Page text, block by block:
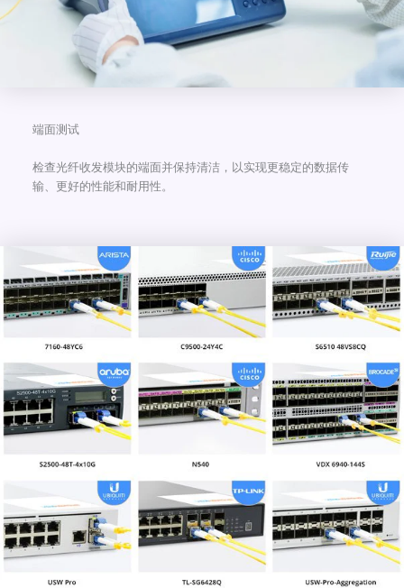
端面测试
检查光纤收发模块的端面并保持清洁，以实现更稳定的数据传
输、更好的性能和耐用性。